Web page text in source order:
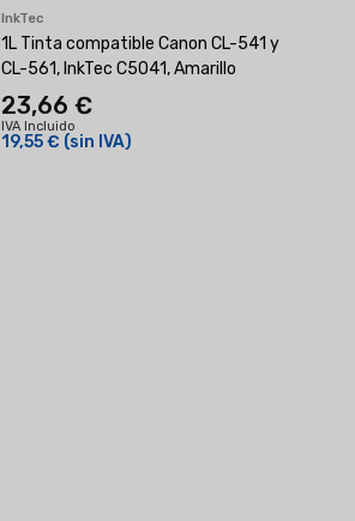
InkTec
1L Tinta compatible Canon CL-541 y
CL-561, InkTec C5041, Amarillo
23,66 €
IVA Incluido
19,55 € (sin IVA)